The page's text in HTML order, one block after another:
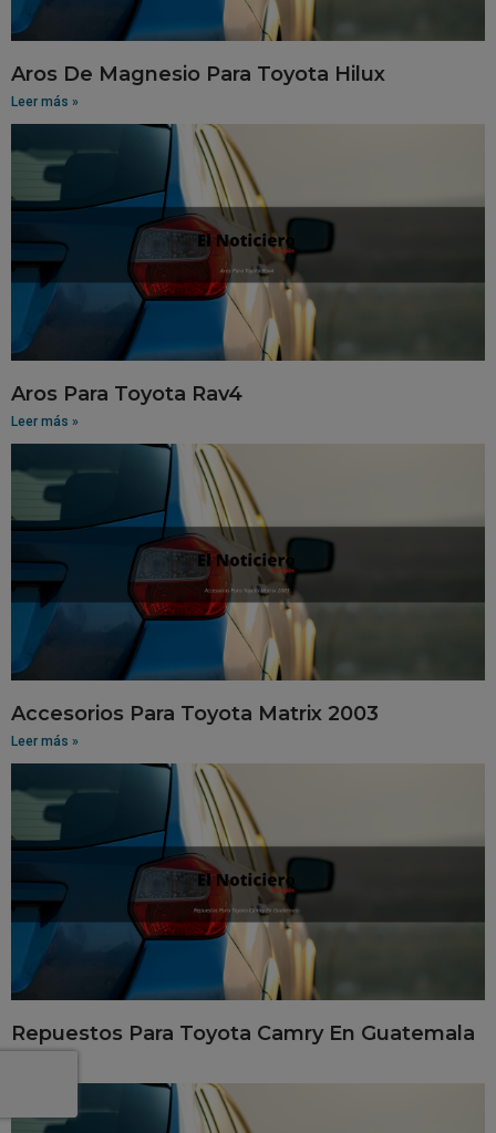
Aros De Magnesio Para Toyota Hilux
Leer más »
Aros Para Toyota Rav4
Leer más »
Accesorios Para Toyota Matrix 2003
Leer más »
Repuestos Para Toyota Camry En Guatemala